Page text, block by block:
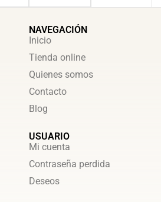
NAVEGACIÓN
Inicio
Tienda online
Quienes somos
Contacto
Blog
USUARIO
Mi cuenta
Contraseña perdida
Deseos